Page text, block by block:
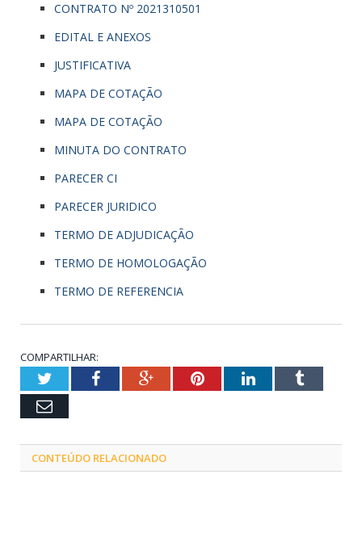
CONTRATO Nº 2021310501
EDITAL E ANEXOS
JUSTIFICATIVA
MAPA DE COTAÇÃO
MAPA DE COTAÇÃO
MINUTA DO CONTRATO
PARECER CI
PARECER JURIDICO
TERMO DE ADJUDICAÇÃO
TERMO DE HOMOLOGAÇÃO
TERMO DE REFERENCIA
COMPARTILHAR:
TwitterFacebookGoogle+PinterestLinkedInTumblr
Email
CONTEÚDO RELACIONADO